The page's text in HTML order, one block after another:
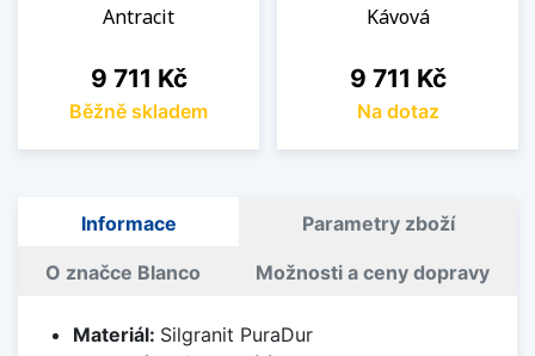
Antracit
Cena
9 711 Kč
Běžně skladem
Kávová
Cena
9 711 Kč
Na dotaz
Informace Parametry zboží
O značce Blanco Možnosti a ceny dopravy
Materiál: Silgranit PuraDur